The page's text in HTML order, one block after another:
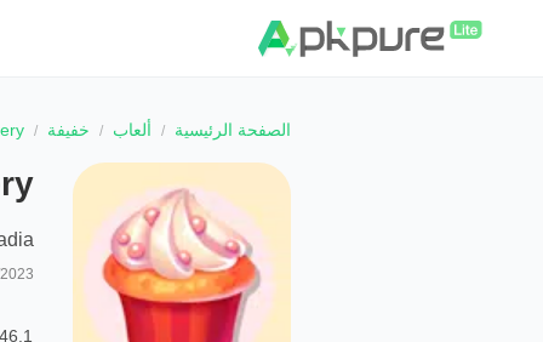
الصفحة الرئيسية ألعاب خفيفة
46.1 MB